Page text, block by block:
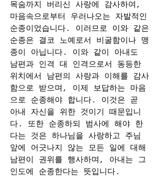
목숨까지 버리신 사랑에 감사하여,
마음속으로부터 우러나오는 자발적인
순종이었습니다. 이러므로 이와 같은
순종은 결코 노예로서 비굴함이나 맹
종이 아닙니다. 이와 같이 아내도
남편과 인격 대 인격으로서 동등한
위치에서 남편의 사랑과 이해를 감사
함으로 받으며, 이제 보답하는 마음
으로 순종해야 합니다. 이것은 곧
아내 자신을 위한 것이기 때문입니
다. 또한 순종하되 범사에 해야 한
다는 것은 하나님을 사랑하고 주님
앞에 어긋나지 않는 모든 일에 대해
남편이 권위를 행사하며, 아내는 그
인도에 순종한다는 뜻입니다.